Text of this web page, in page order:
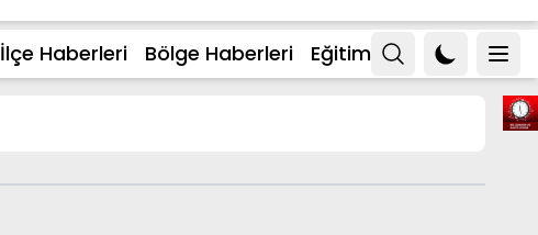
İlçe Haberleri Bölge Haberleri Eğitim